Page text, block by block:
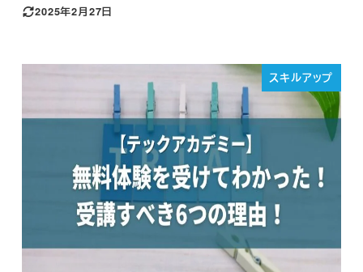
2025年2月27日
スキルアップ